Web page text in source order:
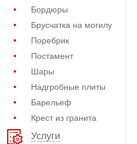
Бордюры
Брусчатка на могилу
Поребрик
Постамент
Шары
Надгробные плиты
Барельеф
Крест из гранита
Услуги